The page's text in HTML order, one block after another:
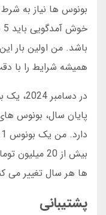
بونوس ها نیاز به شرط
باشد. من اولین بار
همیشه شرایط را با
در
پایان سال، بونوس
بیش از 20
ها هر سال تغییر می
پشتیبانی